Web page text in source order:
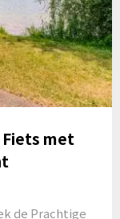
met
de Prachtige